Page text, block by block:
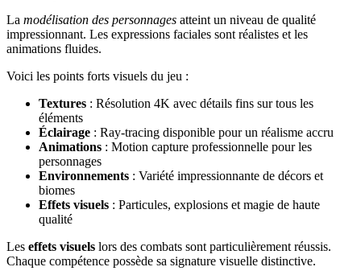
La modélisation des personnages atteint un niveau de qualité
impressionnant. Les expressions faciales sont réalistes et les
animations fluides.
Voici les points forts visuels du jeu :
Textures : Résolution 4K avec détails fins sur tous les
éléments
Éclairage : Ray-tracing disponible pour un réalisme accru
Animations : Motion capture professionnelle pour les
personnages
Environnements : Variété impressionnante de décors et
biomes
Effets visuels : Particules, explosions et magie de haute
qualité
Les effets visuels lors des combats sont particulièrement réussis.
Chaque compétence possède sa signature visuelle distinctive.